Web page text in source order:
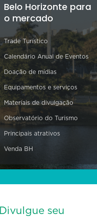
Belo Horizonte para
o mercado
Trade Turístico
Calendário Anual de Eventos
Doação de mídias
Equipamentos e serviços
Materiais de divulgação
Observatório do Turismo
Principais atrativos
Venda BH
Divulgue seu